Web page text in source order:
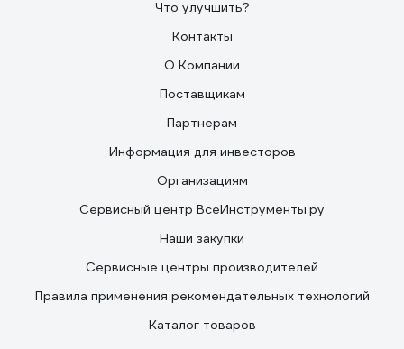
Что улучшить?
Контакты
О Компании
Поставщикам
Партнерам
Информация для инвесторов
Организациям
Сервисный центр ВсеИнструменты.ру
Наши закупки
Сервисные центры производителей
Правила применения рекомендательных технологий
Каталог товаров